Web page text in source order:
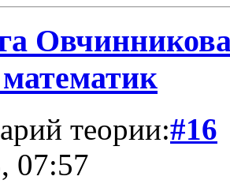
теории:#16
07:57